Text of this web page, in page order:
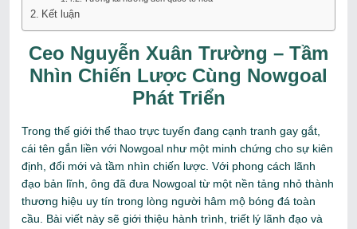
Kết luận
Ceo Nguyễn Xuân Trường – Tầm
Nhìn Chiến Lược Cùng Nowgoal
Phát Triển
Trong thế giới thể thao trực tuyến đang cạnh tranh gay gắt,
cái tên gắn liền với Nowgoal như một minh chứng cho sự kiên
định, đổi mới và tầm nhìn chiến lược. Với phong cách lãnh
đạo bản lĩnh, ông đã đưa Nowgoal từ một nền tảng nhỏ thành
thương hiệu uy tín trong lòng người hâm mộ bóng đá toàn
cầu. Bài viết này sẽ giới thiệu hành trình, triết lý lãnh đạo và